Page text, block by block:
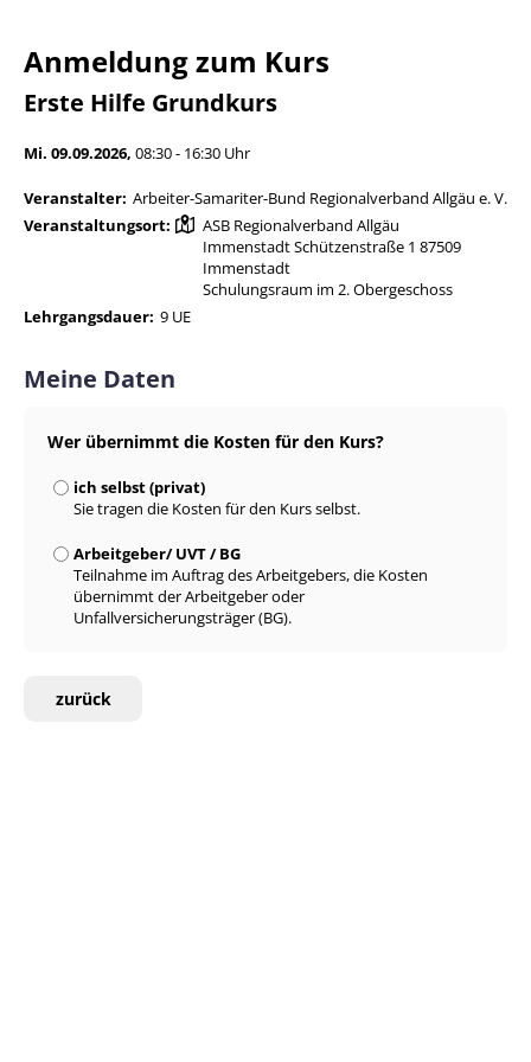
Anmeldung zum Kurs
Erste Hilfe Grundkurs
Mi. 09.09.2026, 08:30 - 16:30 Uhr
Veranstalter: Arbeiter-Samariter-Bund Regionalverband Allgäu e. V.
Veranstaltungsort:
ASB Regionalverband Allgäu
Immenstadt Schützenstraße 1 87509
Immenstadt
Schulungsraum im 2. Obergeschoss
Lehrgangsdauer: 9 UE
Meine Daten
Wer übernimmt die Kosten für den Kurs?
ich selbst (privat)
Sie tragen die Kosten für den Kurs selbst.
Arbeitgeber/ UVT / BG
Teilnahme im Auftrag des Arbeitgebers, die Kosten
übernimmt der Arbeitgeber oder
Unfallversicherungsträger (BG).
zurück